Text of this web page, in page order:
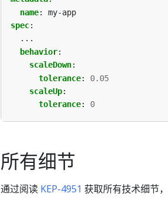
name:
my-app
spec:
...
behavior:
scaleDown:
tolerance:
0.05
scaleUp:
tolerance: 0
所有细节
通过阅读 KEP-4951 获取所有技术细节